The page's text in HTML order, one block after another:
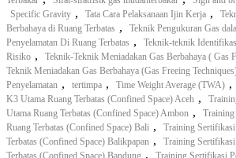
Specific Gravity , Tata Cara Pelaksanaan Ijin Kerja ,
Berbahaya di Ruang Terbatas , Teknik Pengukuran Gas
Penyelamatan Di Ruang Terbatas ,
Teknik-teknik
Risiko , Teknik-Teknik Meniadakan Gas Berbahaya ( Gas
Teknik Meniadakan Gas Berbahaya (Gas Freeing
Penyelamatan , tertimpa , Time Weight Average (TWA) ,
K3 Utama Ruang Terbatas (Confined Space) Aceh ,
Utama Ruang Terbatas (Confined Space) Ambon ,
Training
Ruang Terbatas (Confined Space) Bali ,
Training
Terbatas (Confined Space) Balikpapan ,
Training
Terbatas (Confined Space) Bandung ,
Training Sertifikasi